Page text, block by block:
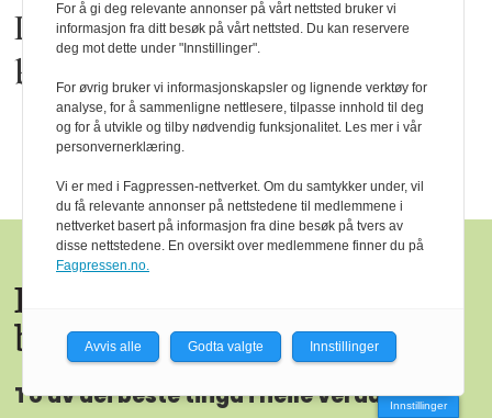
Dataangrep tømde svenske
bibliotek for e-bøker
To av dei beste tinga i heile verda Innstillinger
For å gi deg relevante annonser på vårt nettsted bruker vi
informasjon fra ditt besøk på vårt nettsted. Du kan reservere
deg mot dette under "Innstillinger".
For øvrig bruker vi informasjonskapsler og lignende verktøy for
analyse, for å sammenligne nettlesere, tilpasse innhold til deg
og for å utvikle og tilby nødvendig funksjonalitet. Les mer i vår
personvernerklæring.
Vi er med i Fagpressen-nettverket. Om du samtykker under, vil
du få relevante annonser på nettstedene til medlemmene i
nettverket basert på informasjon fra dine besøk på tvers av
disse nettstedene. En oversikt over medlemmene finner du på
Fagpressen.no.
Avvis alle Godta valgte Innstillinger